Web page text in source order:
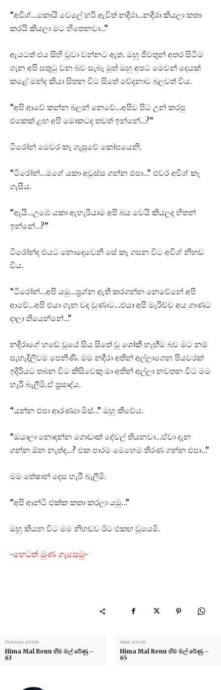
“අවීශ්…කොයි වෙලේ හරි ඇවිත් නදීරා…නදීරා කියලා කතා
කරයි කියලා මට හිතෙනවා…”
ඇයටත් එය සිහි වූවා වන්නට ඇත. ඔහු ජීවතුන් අතර සිටීම
ගැන අපි සතුටු වන බව සැබෑ මුත් ඔහු අපට මෙවන් දෙයක්
කළේ මන්ද කියා සිතන විට සිතේ වේදනාව බලවත් විය.
“අපි ආවේ කන්න බලන් නෙවේ…අපිව පිට උන් කරපු
එකෙක් ළඟ අපි මොකටද තවත් ඉන්නේ…?”
ටිරෝන් මෙවර කෑ ගැසුවේ කෝපයෙනි.
“ටිරෝන්…මගේ යකා අවුස්ස ගන්න එපා…” එවර අවීශ් කෑ
ගැසීය.
“ඇයි…උඹේ යකා ඇහැරියාම අපි බය වෙයි කියලද හිතන්
ඉන්නේ…?”
ටිරෝන්ද එයට නොදෙවෙනි සේ කෑ ගසන විට අවීශ් නිහඬ
විය.
“ටිරෝන්…අපි යමු…ප්‍රශ්න ඇති කරගන්න නෙවේනේ අපි
ආවේ…අපි එයා ගැන වද වුණාට…එයා අපි මැරිච්ච අය ගාණට
දාලා තියෙන්නේ…”
නදීරාගේ හඬේ වූයේ සිය සිතේ වූ ශෝකී හැඟීම බව මට නම්
පැහැදිලිවම පෙනිණි. මම නදීරා අතින් අල්ලාගෙන පියවරක්
ඉදිරියට තබන විට කිසිවෙකු මා අතින් අල්ලා නවතන විට මම
හැරී බැලීමි.ඒ ප්‍රසාද්ය.
“යන්න එපා ආරණ්‍යා මිස්…” ඔහු කීවේය.
“ඔයාලා නොදන්න ගොඩාක් දේවල් තියනවා…ඒවා දැන
ගන්න ඕන නැත්ද…? එක පාරම මෙහෙම තීරණ ගන්න එපා…”
මම තේෂාන් දෙස හැරී බැලීමි.
“අපි ආන්ටි එක්ක කතා කරලා යමු…”
ඔහු කියන විට මම නිහඬව ඊට එකඟ වූයෙමි.
-හෙටත් මුණ ගැසෙමු-
Previous article
Hima Mal Renu හිම මල් රේණු –
63
Next article
Hima Mal Renu හිම මල් රේණු –
65